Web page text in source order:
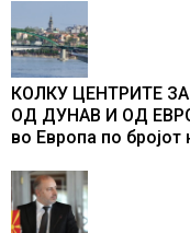
промени текот на
КОЛКУ ЦЕНТРИТЕ
ОД ДУНАВ И ОД
во Европа по